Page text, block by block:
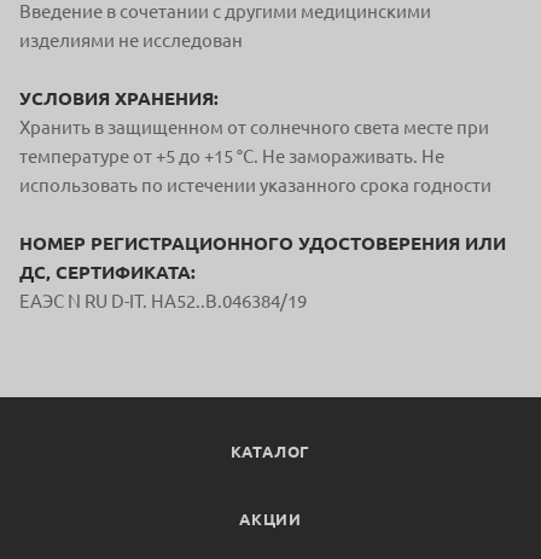
Введение в сочетании с другими медицинскими
изделиями не исследован
УСЛОВИЯ ХРАНЕНИЯ:
Хранить в защищенном от солнечного света месте при
температуре от +5 до +15 °С. Не замораживать. Не
использовать по истечении указанного срока годности
НОМЕР РЕГИСТРАЦИОННОГО УДОСТОВЕРЕНИЯ ИЛИ
ДС, СЕРТИФИКАТА:
ЕAЭС N RU D-IT. HA52..B.046384/19
КАТАЛОГ
АКЦИИ